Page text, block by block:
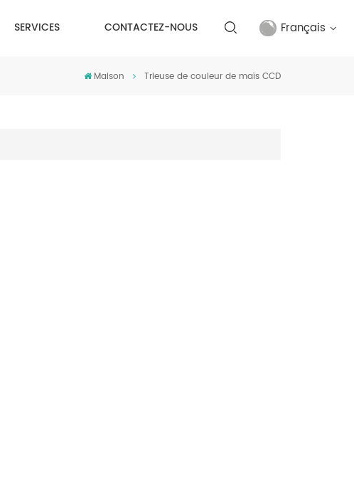
SERVICES CONTACTEZ-NOUS Français
Maison Trieuse de couleur de maïs CCD